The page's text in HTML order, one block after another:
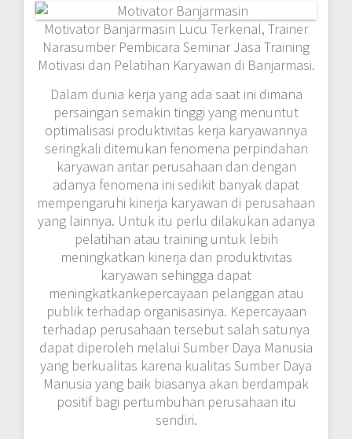
Motivator Banjarmasin Lucu Terkenal, Trainer
Narasumber Pembicara Seminar Jasa Training
Motivasi dan Pelatihan Karyawan di Banjarmasi.
Dalam dunia kerja yang ada saat ini dimana
persaingan semakin tinggi yang menuntut
optimalisasi produktivitas kerja karyawannya
seringkali ditemukan fenomena perpindahan
karyawan antar perusahaan dan dengan
adanya fenomena ini sedikit banyak dapat
mempengaruhi kinerja karyawan di perusahaan
yang lainnya. Untuk itu perlu dilakukan adanya
pelatihan atau training untuk lebih
meningkatkan kinerja dan produktivitas
karyawan sehingga dapat
meningkatkankepercayaan pelanggan atau
publik terhadap organisasinya. Kepercayaan
terhadap perusahaan tersebut salah satunya
dapat diperoleh melalui Sumber Daya Manusia
yang berkualitas karena kualitas Sumber Daya
Manusia yang baik biasanya akan berdampak
positif bagi pertumbuhan perusahaan itu
sendiri.